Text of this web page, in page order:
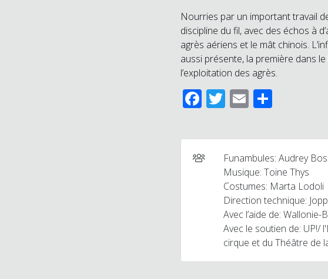
Nourries par un important travail
discipline du fil, avec des échos à
agrès aériens et le mât chinois.
aussi présente, la première dans
l’exploitation des agrès.
Facebook
Twitter
Email
Funambules: Audrey
Musique: Toine Thys
Costumes: Marta Lodoli
Direction technique:
Avec l’aide de:
Avec le soutien de: UP!/
cirque et du Théâtre de